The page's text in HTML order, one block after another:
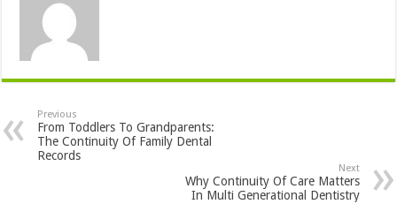
Previous
From Toddlers To Grandparents:
The Continuity Of Family Dental
Records
Next
Why Continuity Of Care Matters
In Multi Generational Dentistry